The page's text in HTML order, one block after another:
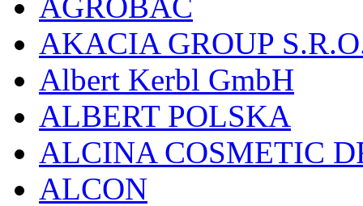
AGROBAC
AKACIA GROUP
Albert Kerbl GmbH
ALBERT POLSKA
ALCINA COSMETIC
ALCON